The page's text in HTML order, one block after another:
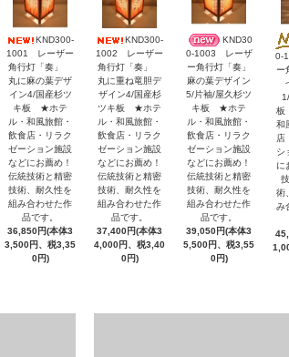
KND300-
1001 レーザー
角行灯「奏」
丸に麻の葉デザ
イン4/国産杉ツ
キ板 ★ホテ
ル・和風旅館・
飲食店・リラク
ゼーション施設
などにお薦め！
伝統技術と精密
技術、耐久性を
組み合わせた作
品です。
36,850円(本体3
3,500円、税3,35
0円)
KND300-
1002 レーザー
角行灯「奏」
丸に重ね竜胆デ
ザイン4/国産杉
ツキ板 ★ホテ
ル・和風旅館・
飲食店・リラク
ゼーション施設
などにお薦め！
伝統技術と精密
技術、耐久性を
組み合わせた作
品です。
37,400円(本体3
4,000円、税3,40
0円)
KND30
0-1003 レーザ
ー角行灯「奏」
麻の葉デザイン
5/片袖/屋久杉ツ
キ板 ★ホテ
ル・和風旅館・
飲食店・リラク
ゼーション施設
などにお薦め！
伝統技術と精密
技術、耐久性を
組み合わせた作
品です。
39,050円(本体3
5,500円、税3,55
0円)
0-
ー
板
和
店
シ
に
術
み